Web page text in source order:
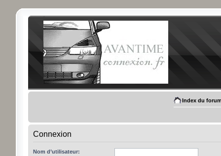
Index du
Connexion
Nom d’utilisateur: